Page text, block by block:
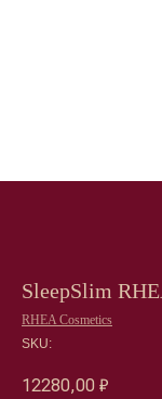
SleepSlim
RHEA Cosmetics
SKU:
12280,00 ₽